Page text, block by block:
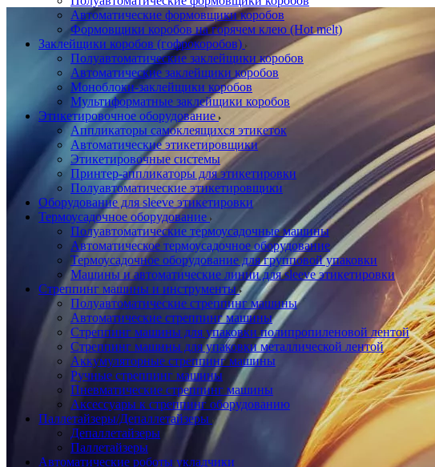
Автоматические формовщики коробов
Формовщики коробов на горячем клею (Hot melt)
Заклейщики коробов (гофрокоробов)
Полуавтоматические заклейщики коробов
Автоматические заклейщики коробов
Моноблоки-заклейщики коробов
Мультиформатные заклейщики коробов
Этикетировочное оборудование
Аппликаторы самоклеящихся этикеток
Автоматические этикетировщики
Этикетировочные системы
Принтер-аппликаторы для этикетировки
Полуавтоматические этикетировщики
Оборудование для sleeve этикетировки
Термоусадочное оборудование
Полуавтоматические термоусадочные машины
Автоматическое термоусадочное оборудование
Термоусадочное оборудование для групповой упаковки
Машины и автоматические линии для sleeve этикетировки
Стреппинг машины и инструменты
Полуавтоматические стреппинг машины
Автоматические стреппинг машины
Стреппинг машины для упаковки полипропиленовой лентой
Стреппинг машины для упаковки металлической лентой
Аккумуляторные стреппинг машины
Ручные стреппинг машины
Пневматические стреппинг машины
Аксессуары к стреппинг оборудованию
Паллетайзеры/Депаллетайзеры
Депаллетайзеры
Паллетайзеры
Автоматические роботы укладчики